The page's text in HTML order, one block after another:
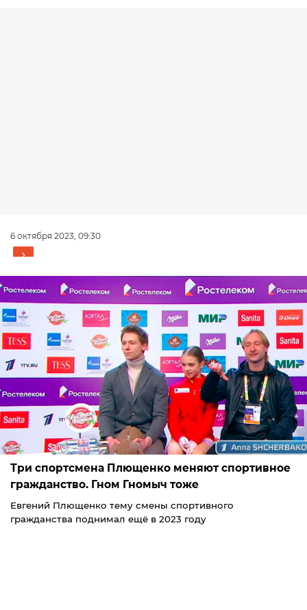
6 октября 2023, 09:30
Три спортсмена Плющенко меняют спортивное
гражданство. Гном Гномыч тоже
Евгений Плющенко тему смены спортивного
гражданства поднимал ещё в 2023 году